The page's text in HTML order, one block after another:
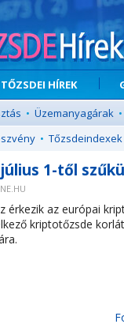
TŐZSDEI HÍREK
• Üzemanyagárak •
• Tőzsdeindexek
1-től
érkezik az európai
kriptotőzsde